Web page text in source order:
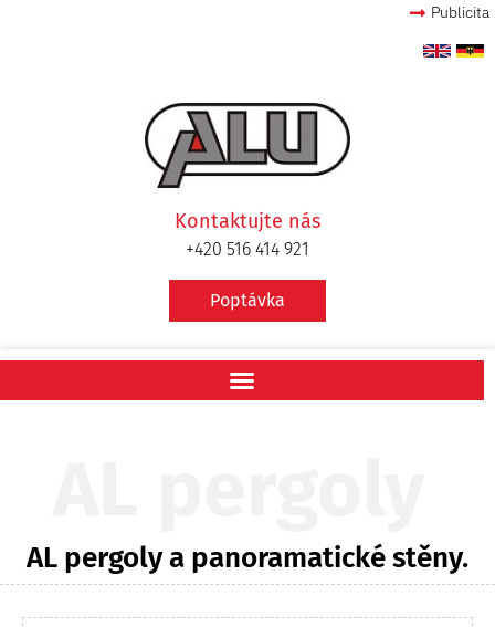
Publicita
Kontaktujte nás
+420 516 414 921
Poptávka
AL pergoly a panoramatické stěny.